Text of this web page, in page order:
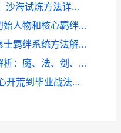
《生存33天》沙海试炼策略：沙海试炼方法详细解答&通关思路 生存31天
《仙逆战天道》新人策略：初始人物和核心羁绊组合指导 仙逆战天道兑换码
《仙逆战天道》羁绊策略：修士羁绊系统方法解析 仙逆战天道手游下载
《仙逆战天道》四大流派全解析：魔、法、剑、古终极组合指导 仙逆战斗力
《三国杀OL互通版》江东雄心开荒到毕业战法加点主推 三国杀ol互通版官方正版